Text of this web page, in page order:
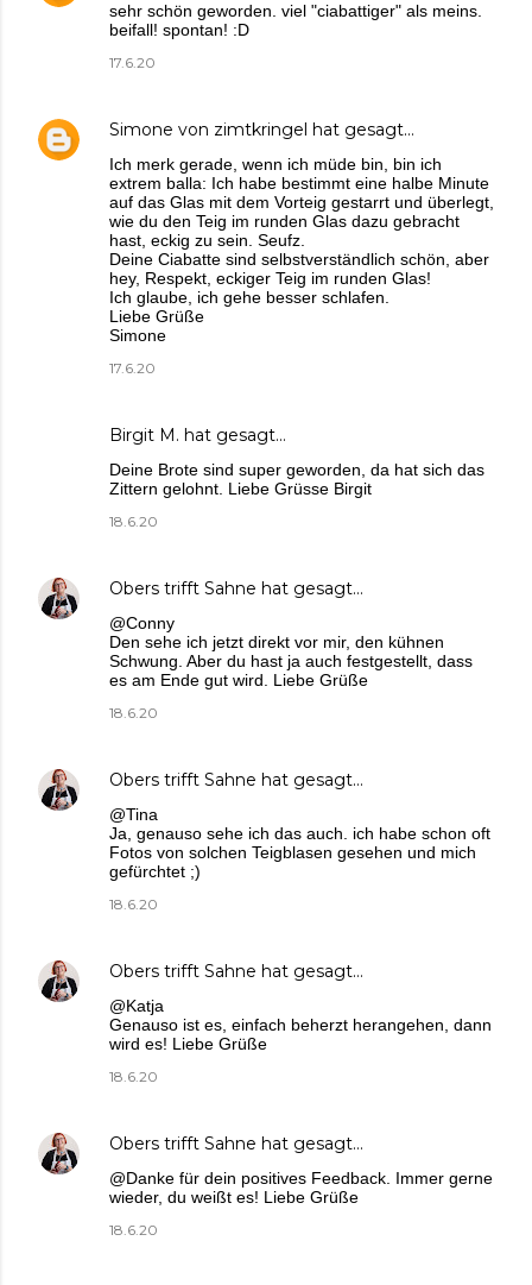
sehr schön geworden. viel "ciabattiger" als meins.
beifall! spontan! :D
17.6.20
Simone von zimtkringel hat gesagt…
Ich merk gerade, wenn ich müde bin, bin ich
extrem balla: Ich habe bestimmt eine halbe Minute
auf das Glas mit dem Vorteig gestarrt und überlegt,
wie du den Teig im runden Glas dazu gebracht
hast, eckig zu sein. Seufz.
Deine Ciabatte sind selbstverständlich schön, aber
hey, Respekt, eckiger Teig im runden Glas!
Ich glaube, ich gehe besser schlafen.
Liebe Grüße
Simone
17.6.20
Birgit M. hat gesagt…
Deine Brote sind super geworden, da hat sich das
Zittern gelohnt. Liebe Grüsse Birgit
18.6.20
Obers trifft Sahne hat gesagt…
@Conny
Den sehe ich jetzt direkt vor mir, den kühnen
Schwung. Aber du hast ja auch festgestellt, dass
es am Ende gut wird. Liebe Grüße
18.6.20
Obers trifft Sahne hat gesagt…
@Tina
Ja, genauso sehe ich das auch. ich habe schon oft
Fotos von solchen Teigblasen gesehen und mich
gefürchtet ;)
18.6.20
Obers trifft Sahne hat gesagt…
@Katja
Genauso ist es, einfach beherzt herangehen, dann
wird es! Liebe Grüße
18.6.20
Obers trifft Sahne hat gesagt…
@Danke für dein positives Feedback. Immer gerne
wieder, du weißt es! Liebe Grüße
18.6.20